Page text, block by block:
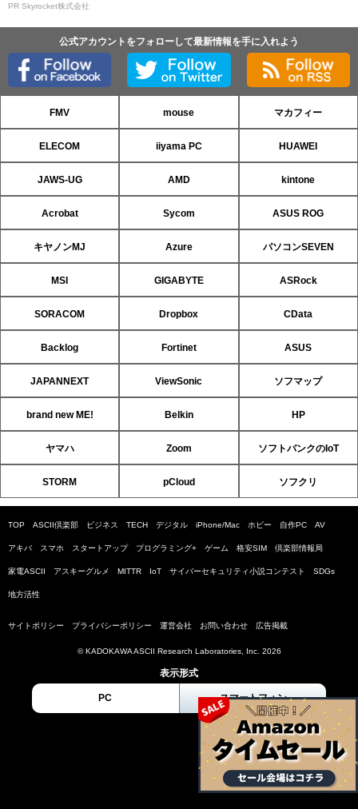
PR Skyrocket株式会社
公式アカウントをフォローして最新情報を手に入れよう
FMV mouse マカフィー
ELECOM iiyama PC HUAWEI
JAWS-UG AMD kintone
Acrobat Sycom ASUS ROG
キヤノンMJ Azure パソコンSEVEN
MSI GIGABYTE ASRock
SORACOM Dropbox CData
Backlog Fortinet ASUS
JAPANNEXT ViewSonic ソフマップ
brand new ME! Belkin HP
ヤマハ Zoom ソフトバンクのIoT
STORM pCloud ソフクリ
TOP ASCII倶楽部 ビジネス TECH デジタル iPhone/Mac ホビー 自作PC AV
アキバ スマホ スタートアップ プログラミング+ ゲーム 格安SIM 倶楽部情報局
家電ASCII アスキーグルメ MITTR IoT サイバーセキュリティ小説コンテスト SDGs
地方活性
サイトポリシー プライバシーポリシー 運営会社 お問い合わせ 広告掲載
© KADOKAWA ASCII Research Laboratories, Inc. 2026
表示形式
PC スマートフォン